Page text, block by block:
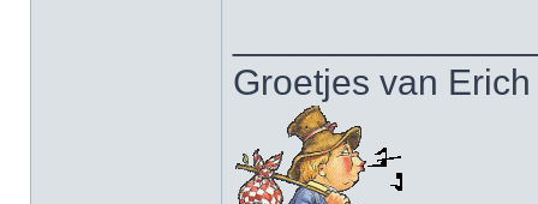
Groetjes van Erich